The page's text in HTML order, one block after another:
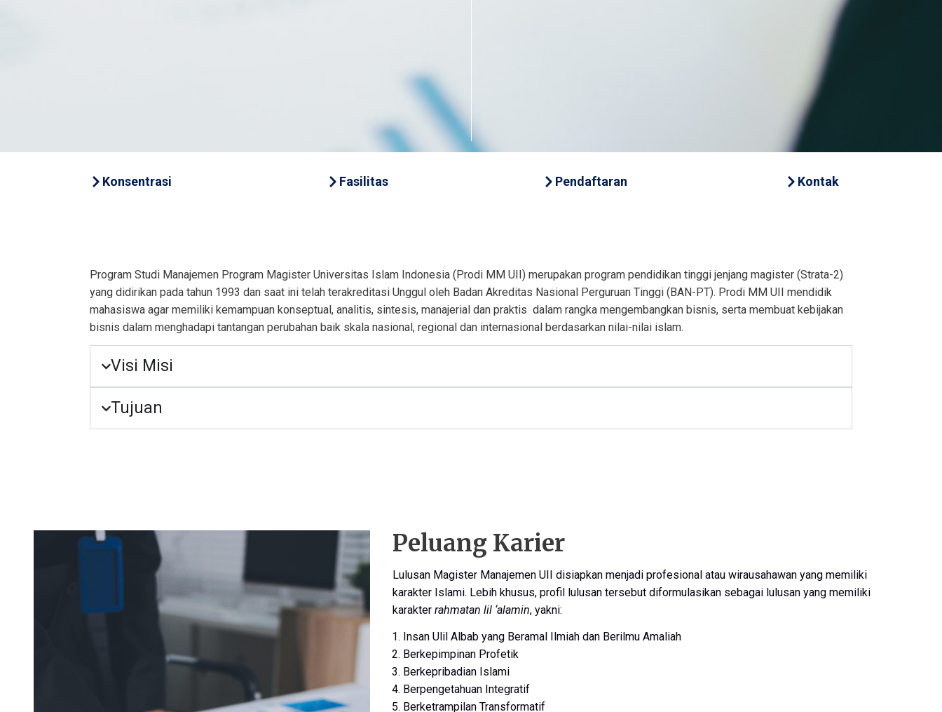
Konsentrasi Fasilitas Pendaftaran Kontak
Program Studi Manajemen Program Magister Universitas Islam Indonesia (Prodi MM UII) merupakan program pendidikan tinggi jenjang magister (Strata-2)
yang didirikan pada tahun 1993 dan saat ini telah terakreditasi Unggul oleh Badan Akreditas Nasional Perguruan Tinggi (BAN-PT). Prodi MM UII mendidik
mahasiswa agar memiliki kemampuan konseptual, analitis, sintesis, manajerial dan praktis dalam rangka mengembangkan bisnis, serta membuat kebijakan
bisnis dalam menghadapi tantangan perubahan baik skala nasional, regional dan internasional berdasarkan nilai-nilai islam.
Visi Misi
Tujuan
Peluang Karier
Lulusan Magister Manajemen UII disiapkan menjadi profesional atau wirausahawan yang memiliki
karakter Islami. Lebih khusus, profil lulusan tersebut diformulasikan sebagai lulusan yang memiliki
karakter rahmatan lil ‘alamin, yakni:
Insan Ulil Albab yang Beramal Ilmiah dan Berilmu Amaliah
Berkepimpinan Profetik
Berkepribadian Islami
Berpengetahuan Integratif
Berketrampilan Transformatif